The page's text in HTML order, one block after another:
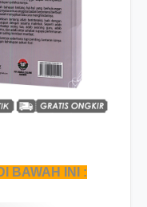
BAWAH INI :